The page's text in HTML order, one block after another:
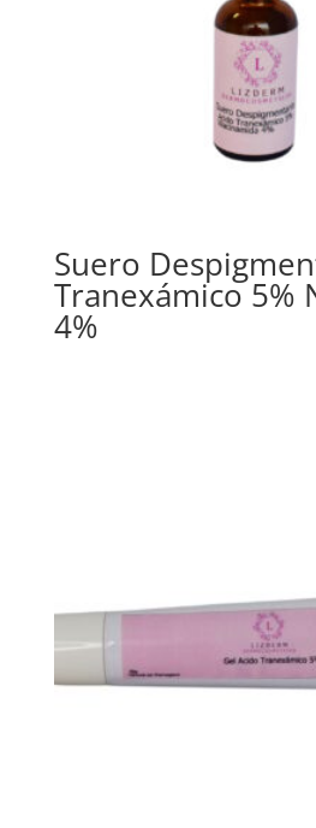
Suero
Tranexámico 5%
4%